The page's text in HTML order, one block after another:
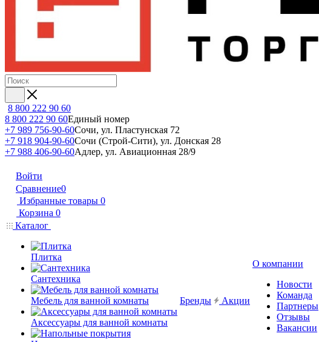
8 800 222 90 60
8 800 222 90 60Единый номер
+7 989 756-90-60Сочи, ул. Пластунская 72
+7 918 904-90-60Сочи (Строй-Сити), ул. Донская 28
+7 988 406-90-60Адлер, ул. Авиационная 28/9
Войти
Сравнение0
Избранные товары 0
Корзина 0
Каталог
Плитка
Сантехника
Мебель для ванной комнаты
Аксессуары для ванной комнаты
Бренды Акции
О компании
Новости
Команда
Партнеры
Отзывы
Вакансии